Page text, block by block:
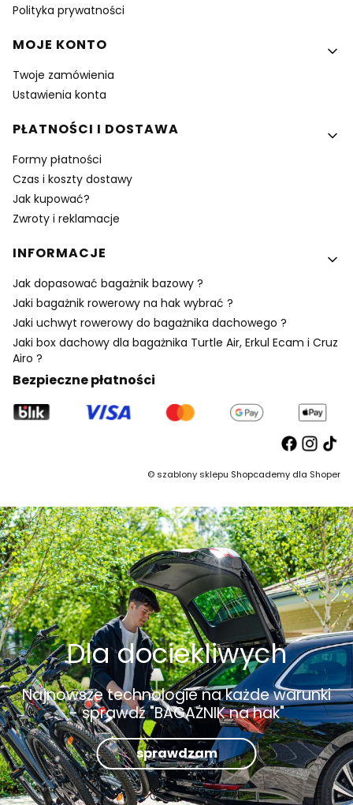
Polityka prywatności
MOJE KONTO
Twoje zamówienia
Ustawienia konta
PŁATNOŚCI I DOSTAWA
Formy płatności
Czas i koszty dostawy
Jak kupować?
Zwroty i reklamacje
INFORMACJE
Jak dopasować bagażnik bazowy ?
Jaki bagażnik rowerowy na hak wybrać ?
Jaki uchwyt rowerowy do bagażnika dachowego ?
Jaki box dachowy dla bagażnika Turtle Air, Erkul Ecam i Cruz
Airo ?
Bezpieczne płatności
©szablony sklepu Shopcademy dla Shoper
Dla dociekliwych
Najnowsze technologie na każde warunki
- sprawdź "BAGAŻNIK na hak"
sprawdzam